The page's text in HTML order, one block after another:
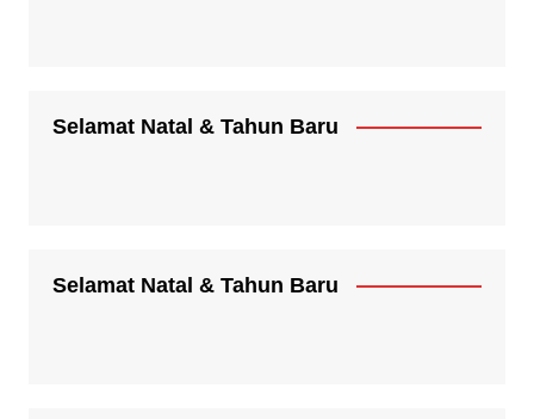
Selamat Natal & Tahun Baru
Selamat Natal & Tahun Baru